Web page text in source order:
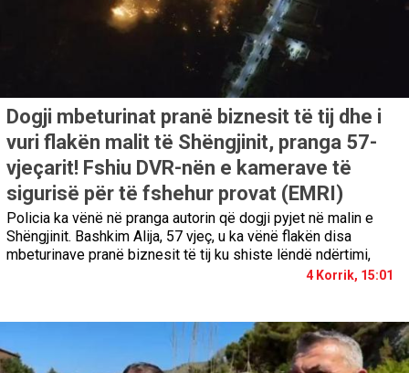
Dogji mbeturinat pranë biznesit të tij dhe i
vuri flakën malit të Shëngjinit, pranga 57-
vjeçarit! Fshiu DVR-nën e kamerave të
sigurisë për të fshehur provat (EMRI)
Policia ka vënë në pranga autorin që dogji pyjet në malin e
Shëngjinit. Bashkim Alija, 57 vjeç, u ka vënë flakën disa
mbeturinave pranë biznesit të tij ku shiste lëndë ndërtimi,
4 Korrik, 15:01